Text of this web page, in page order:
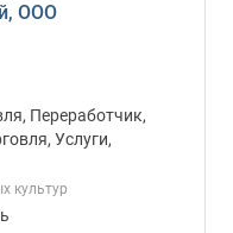
ООО
у компании всего и
Переработчик,
Услуги,
культур